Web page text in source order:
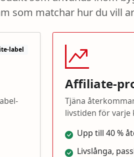
som matchar hur du vill
label
Affiliate-
Tjäna
livstiden för varje
Upp till 40 %
Livslånga,